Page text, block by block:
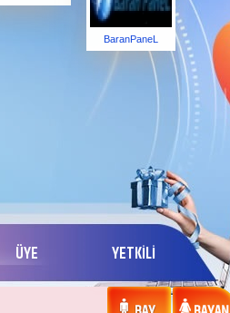
ÜYE YETKİLİ
BaranPaneL